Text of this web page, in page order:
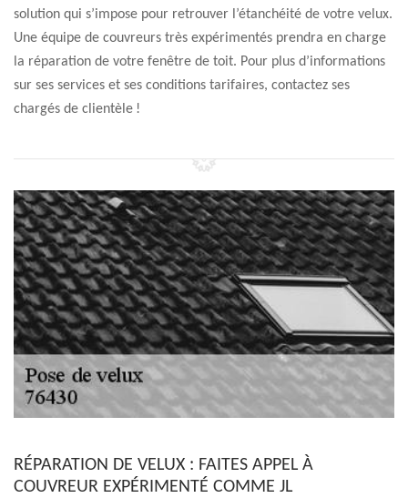
solution qui s’impose pour retrouver l’étanchéité de votre velux.
Une équipe de couvreurs très expérimentés prendra en charge
la réparation de votre fenêtre de toit. Pour plus d’informations
sur ses services et ses conditions tarifaires, contactez ses
chargés de clientèle !
RÉPARATION DE VELUX : FAITES APPEL À
COUVREUR EXPÉRIMENTÉ COMME JL